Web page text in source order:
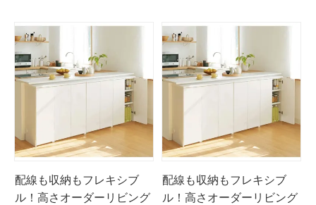
配線も収納もフレキシブ
ル！高さオーダーリビング
配線も収納もフレキシブ
ル！高さオーダーリビング